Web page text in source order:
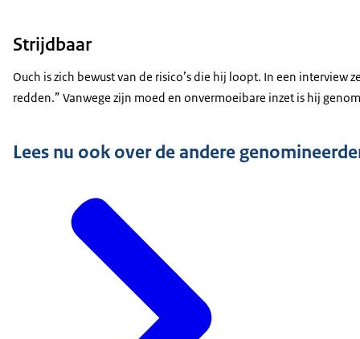
Strijdbaar
Ouch is zich bewust van de risico’s die hij loopt. In een
redden.” Vanwege zijn moed en onvermoeibare inzet is hij
Lees nu ook over de andere